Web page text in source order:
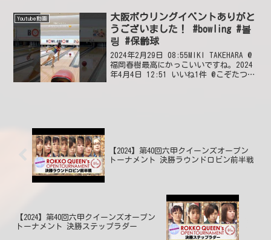
슬루때 상채와...
Youtube動画
大阪ボウリングイベントありがと
うございました！ #bowling #볼
링 #保齡球
2024年2月29日 08:55MIKI TAKEHARA @
福岡春樹最高にかっこいいですね。2024
年4月4日 12:51 いいね1件 @こぞたつ最
【2024】第40回六甲クイーンズオープン
トーナメント 決勝ラウンドロビン前半戦
【2024】第40回六甲クイーンズオープン
トーナメント 決勝ステップラダー